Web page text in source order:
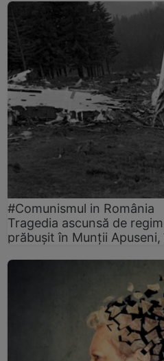
#Comunismul in România
Tragedia ascunsă de
prăbușit în Munții Apuseni,